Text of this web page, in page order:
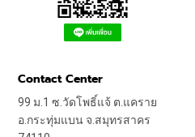
Contact Center
99 ม.1 ซ.วัดโพธิ์แจ้ ต.แคราย
อ.กระทุ่มแบน จ.สมุทรสาคร